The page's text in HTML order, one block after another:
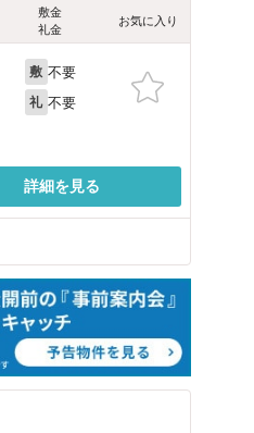
敷金
礼金
お気に入り
敷 不要
礼 不要
詳細を見る